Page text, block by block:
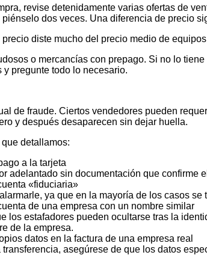
revise detenidamente varias ofertas de
dos veces. Una diferencia de precio
diste mucho del precio medio de
o mercancías con prepago. Si no lo
pregunte todo lo necesario.
de fraude. Ciertos vendedores pueden
y después desaparecen sin dejar huella.
detallamos:
a la tarjeta
adelantado sin documentación que
«fiduciaria»
ya que en la mayoría de los casos se
de una empresa con un nombre similar
los estafadores pueden ocultarse tras la
de la empresa.
datos en la factura de una empresa real
asegúrese de que los datos